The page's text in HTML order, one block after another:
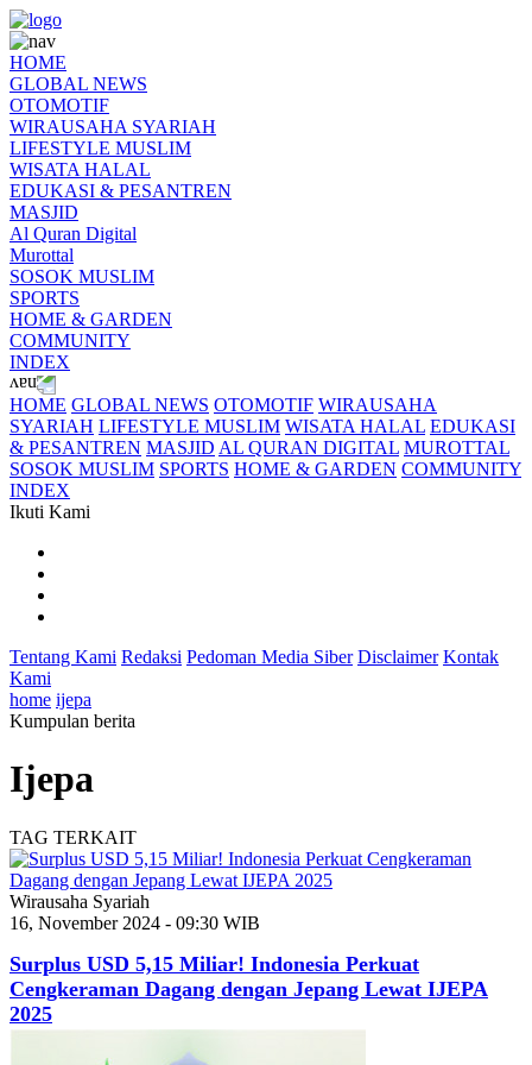
HOME
GLOBAL NEWS
OTOMOTIF
WIRAUSAHA SYARIAH
LIFESTYLE MUSLIM
WISATA HALAL
EDUKASI & PESANTREN
MASJID
Al Quran Digital
Murottal
SOSOK MUSLIM
SPORTS
HOME & GARDEN
COMMUNITY
INDEX
HOME GLOBAL NEWS OTOMOTIF WIRAUSAHA
SYARIAH LIFESTYLE MUSLIM WISATA HALAL EDUKASI
& PESANTREN MASJID AL QURAN DIGITAL MUROTTAL
SOSOK MUSLIM SPORTS HOME & GARDEN COMMUNITY
INDEX
Ikuti Kami
Tentang Kami Redaksi Pedoman Media Siber Disclaimer Kontak
Kami
home ijepa
Kumpulan berita
Ijepa
TAG TERKAIT
Wirausaha Syariah
16, November 2024 - 09:30 WIB
Surplus USD 5,15 Miliar! Indonesia Perkuat
Cengkeraman Dagang dengan Jepang Lewat IJEPA
2025